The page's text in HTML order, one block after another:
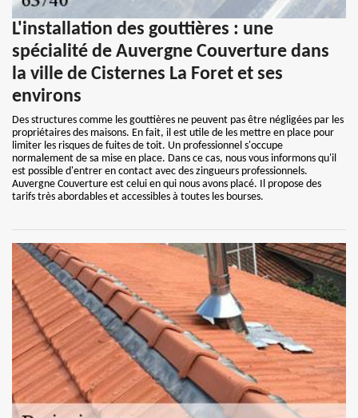
L'installation des gouttières : une
spécialité de Auvergne Couverture dans
la ville de Cisternes La Foret et ses
environs
Des structures comme les gouttières ne peuvent pas être négligées par les
propriétaires des maisons. En fait, il est utile de les mettre en place pour
limiter les risques de fuites de toit. Un professionnel s'occupe
normalement de sa mise en place. Dans ce cas, nous vous informons qu'il
est possible d'entrer en contact avec des zingueurs professionnels.
Auvergne Couverture est celui en qui nous avons placé. Il propose des
tarifs très abordables et accessibles à toutes les bourses.